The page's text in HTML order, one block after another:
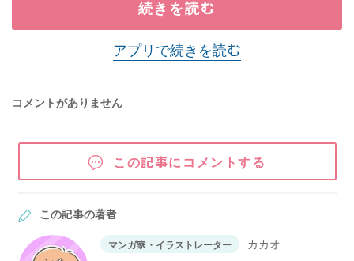
続きを読む
アプリで続きを読む
コメントがありません
この記事にコメントする
この記事の著者
マンガ家・イラストレーター カカオ